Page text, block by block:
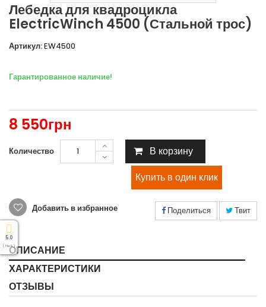
Лебедка для квадроцикла
ElectricWinch 4500 (Стальной трос)
Артикул:EW4500
Гарантированное наличие!
8 550грн
Количество В корзину
Добавить в избранное Поделиться Твит
ОПИСАНИЕ
ХАРАКТЕРИСТИКИ
ОТЗЫВЫ
5.0
( На 5 )